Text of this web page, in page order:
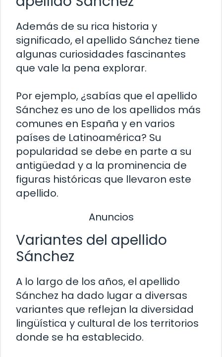
Además de su rica historia y
significado, el apellido Sánchez tiene
algunas curiosidades fascinantes
que vale la pena explorar.
Por ejemplo, ¿sabías que el apellido
Sánchez es uno de los apellidos más
comunes en España y en varios
países de Latinoamérica? Su
popularidad se debe en parte a su
antigüedad y a la prominencia de
figuras históricas que llevaron este
apellido.
Anuncios
Variantes del apellido
Sánchez
A lo largo de los años, el apellido
Sánchez ha dado lugar a diversas
variantes que reflejan la diversidad
lingüística y cultural de los territorios
donde se ha establecido.